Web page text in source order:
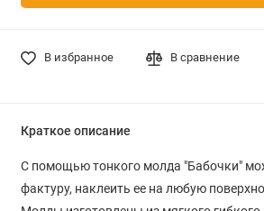
В избранное В сравнение
Краткое описание
С помощью тонкого молда "Бабочки"
фактуру, наклеить ее на любую